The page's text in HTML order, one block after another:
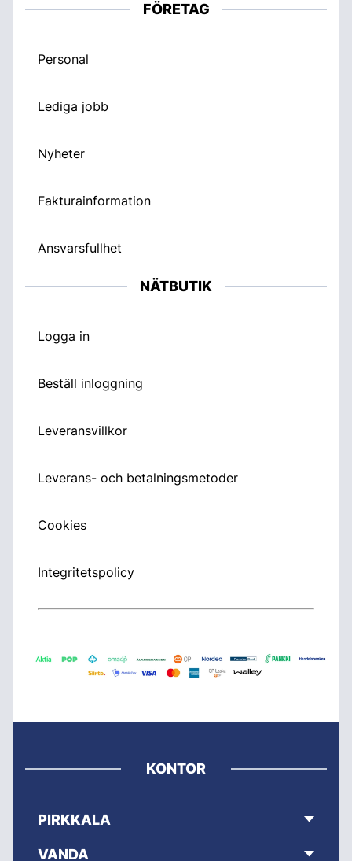
FÖRETAG
Personal
Lediga jobb
Nyheter
Fakturainformation
Ansvarsfullhet
NÄTBUTIK
Logga in
Beställ inloggning
Leveransvillkor
Leverans- och betalningsmetoder
Cookies
Integritetspolicy
KONTOR
PIRKKALA
VANDA